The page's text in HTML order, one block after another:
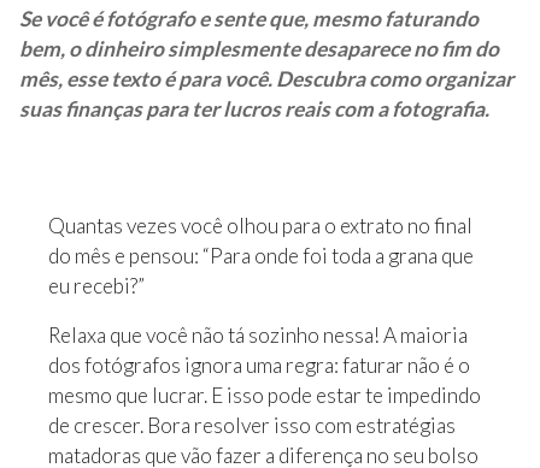
Se você é fotógrafo e sente que, mesmo faturando
bem, o dinheiro simplesmente desaparece no fim do
mês, esse texto é para você. Descubra como organizar
suas finanças para ter lucros reais com a fotografia.
Quantas vezes você olhou para o extrato no final
do mês e pensou: “Para onde foi toda a grana que
eu recebi?”
Relaxa que você não tá sozinho nessa! A maioria
dos fotógrafos ignora uma regra: faturar não é o
mesmo que lucrar. E isso pode estar te impedindo
de crescer. Bora resolver isso com estratégias
matadoras que vão fazer a diferença no seu bolso